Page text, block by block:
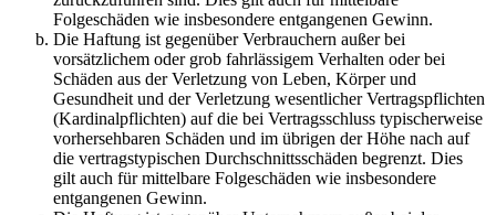
Folgeschäden wie insbesondere entgangenen Gewinn.
Die Haftung ist gegenüber Verbrauchern außer bei
vorsätzlichem oder grob fahrlässigem Verhalten oder bei
Schäden aus der Verletzung von Leben, Körper und
Gesundheit und der Verletzung wesentlicher Vertragspflichten
(Kardinalpflichten) auf die bei Vertragsschluss typischerweise
vorhersehbaren Schäden und im übrigen der Höhe nach auf
die vertragstypischen Durchschnittsschäden begrenzt. Dies
gilt auch für mittelbare Folgeschäden wie insbesondere
entgangenen Gewinn.